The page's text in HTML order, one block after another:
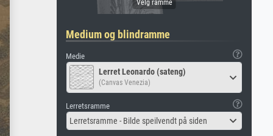
Medium og blindramme
Medie
Lerret Leonardo (sateng)
(Canvas Venezia)
Lerretsramme
Lerretsramme - Bilde speilvendt på siden